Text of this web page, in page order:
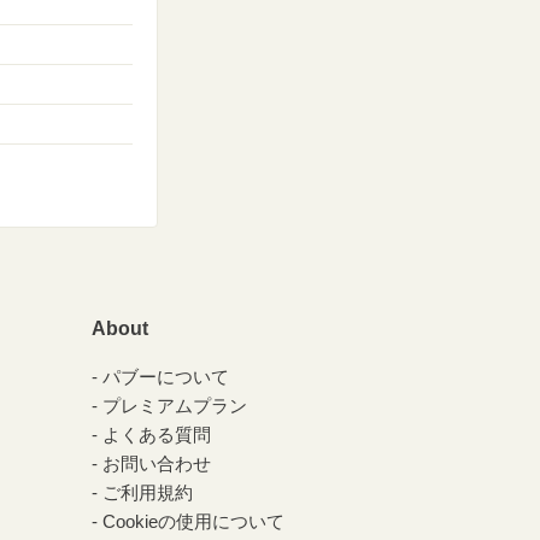
About
パブーについて
プレミアムプラン
よくある質問
お問い合わせ
ご利用規約
Cookieの使用について